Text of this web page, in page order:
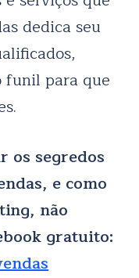
dedica seu
funil para que
os segredos
e como
não
gratuito: